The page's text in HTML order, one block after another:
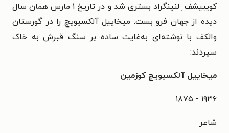
کویبیشف ِ لنینگراد بستری شد و در تاریخ ۱ مارس همان سال
دیده از جهان فرو بست. میخاییل آلکسیویچ را در گورستان
والکف با نوشته‌ای به‌غایت ساده بر سنگ قبرش به خاک
سپردند:
میخاییل آلکسیویچ کوزمین
۱۹۳۶ - ۱۸۷۵
شاعر